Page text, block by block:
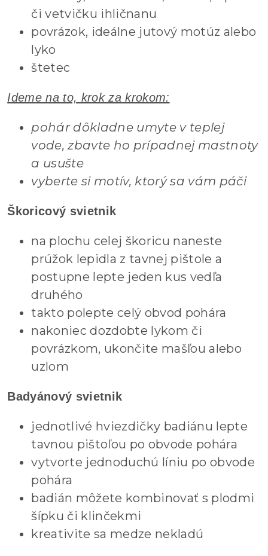
či vetvičku ihličnanu
povrázok, ideálne jutový motúz alebo
lyko
štetec
Ideme na to, krok za krokom:
pohár dôkladne umyte v teplej
vode, zbavte ho prípadnej mastnoty
a usušte
vyberte si motív, ktorý sa vám páči
Škoricový svietnik
na plochu celej škoricu naneste
prúžok lepidla z tavnej pištole a
postupne lepte jeden kus vedľa
druhého
takto polepte celý obvod pohára
nakoniec dozdobte lykom či
povrázkom, ukončite mašľou alebo
uzlom
Badyánový svietnik
jednotlivé hviezdičky badiánu lepte
tavnou pištoľou po obvode pohára
vytvorte jednoduchú líniu po obvode
pohára
badián môžete kombinovať s plodmi
šípku či klinčekmi
kreativite sa medze nekladú